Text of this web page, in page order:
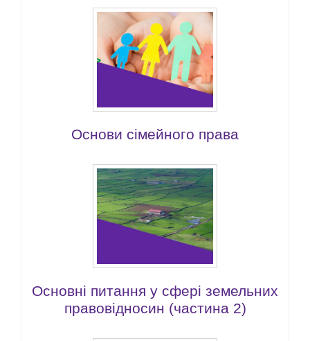
Основи сімейного права
Основні питання у сфері земельних
правовідносин (частина 2)